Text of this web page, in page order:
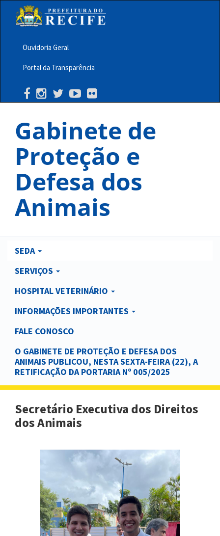
principalMenu
Barra
Topo
PCR
Ouvidoria Geral
Portal da Transparência
Gabinete de
Proteção e
Defesa dos
Animais
Main
navigation
SEDA
SERVIÇOS
HOSPITAL VETERINÁRIO
INFORMAÇÕES IMPORTANTES
FALE CONOSCO
O GABINETE DE PROTEÇÃO E DEFESA DOS
ANIMAIS PUBLICOU, NESTA SEXTA-FEIRA (22), A
RETIFICAÇÃO DA PORTARIA Nº 005/2025
Secretário Executiva dos Direitos
dos Animais